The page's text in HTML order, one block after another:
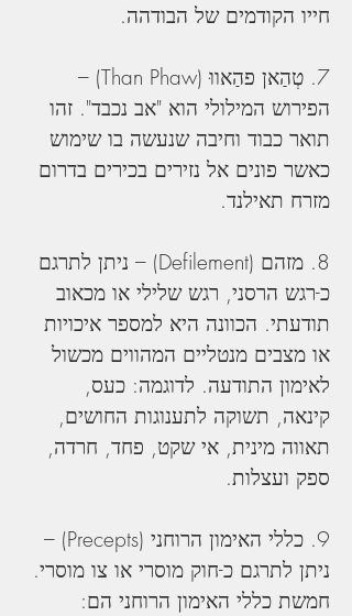
חייו הקודמים של הבודהה.
7. טְהַאן פהַאווּ (Than Phaw) –
הפירוש המילולי הוא "אב נכבד". זהו
תואר כבוד וחיבה שנעשה בו שימוש
כאשר פונים אל נזירים בכירים בדרום
מזרח תאילנד.
8. מזהם (Defilement) – ניתן לתרגם
כ-רגש הרסני, רגש שלילי או מכאוב
תודעתי. הכוונה היא למספר איכויות
או מצבים מנטליים המהווים מכשול
לאימון התודעה. לדוגמה: כעס,
קינאה, תשוקה לתענוגות החושים,
תאווה מינית, אי שקט, פחד, חרדה,
ספק ועצלות.
9. כללי האימון הרוחני (Precepts) –
ניתן לתרגם כ-חוק מוסרי או צו מוסרי.
חמשת כללי האימון הרוחני הם: